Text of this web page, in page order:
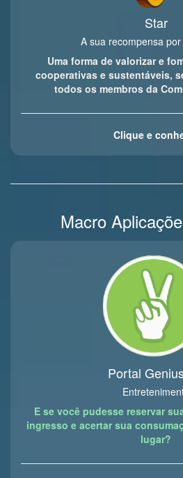
Star
A sua recompensa
Uma forma de valorizar e
cooperativas e sustentáveis,
todos os membros da
Clique e
Macro
Portal
E se você pudesse reservar
ingresso e acertar sua
lugar?